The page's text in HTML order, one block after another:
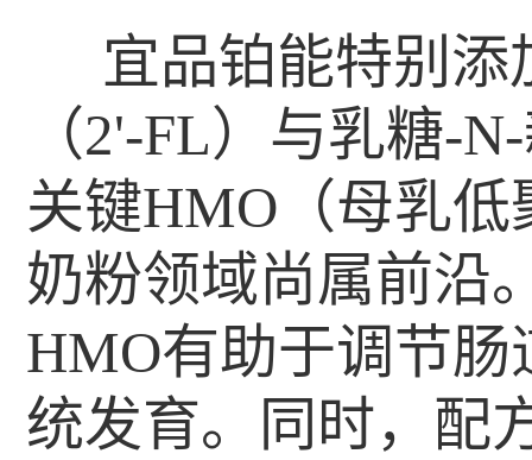
宜品铂能特别添
（2'-FL）与乳糖-
关键HMO（母乳
奶粉领域尚属前沿
HMO有助于调节
统发育。同时，配